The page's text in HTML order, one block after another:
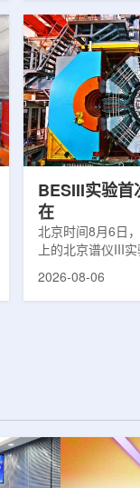
6.69亿个星系、
多颗超新星的信
膨胀和宇宙结构
费米实验室制造
像素数字相机
于智利安第斯山
会托洛洛山美洲
远镜上。(图片由
加速...
BESIII实验首
在
北京时间8月6日
上的北京谱仪III
在巴西举行的国
互...
2026-08-06